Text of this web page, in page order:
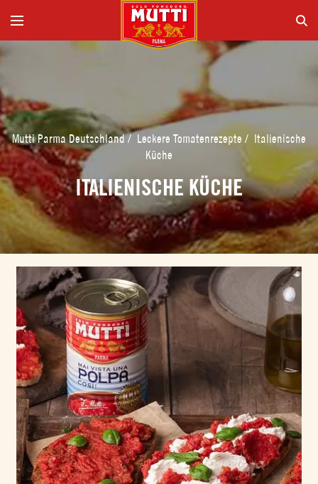
Mutti Parma Deutschland/ Leckere Tomatenrezepte / Italienische
Küche
ITALIENISCHE KÜCHE